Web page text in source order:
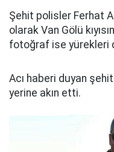
Şehit polisler Ferhat
olarak Van Gölü
fotoğraf ise yürekleri
Acı haberi duyan
yerine akın etti.